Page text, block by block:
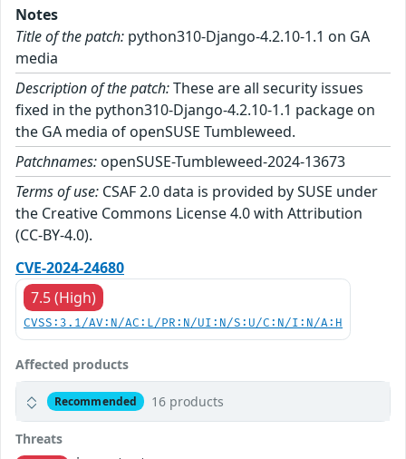
Notes
Title of the patch: python310-Django-4.2.10-1.1 on GA
media
Description of the patch:These are all security issues
fixed in the python310-Django-4.2.10-1.1 package on
the GA media of openSUSE Tumbleweed.
Patchnames: openSUSE-Tumbleweed-2024-13673
Terms of use: CSAF 2.0 data is provided by SUSE under
the Creative Commons License 4.0 with Attribution
(CC-BY-4.0).
CVE-2024-24680
7.5 (High)
CVSS:3.1/AV:N/AC:L/PR:N/UI:N/S:U/C:N/I:N/A:H
Affected products
Recommended 16 products
Threats